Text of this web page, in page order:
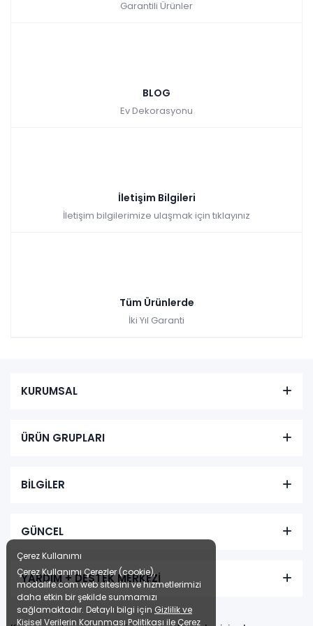
Garantili Ürünler
BLOG
Ev Dekorasyonu
İletişim Bilgileri
İletişim bilgilerimize ulaşmak için tıklayınız
Tüm Ürünlerde
İki Yıl Garanti
KURUMSAL
ÜRÜN GRUPLARI
BİLGİLER
GÜNCEL
YARDIM + DESTEK MERKEZİ
Çerez Kullanımı
Çerez Kullanımı Çerezler (cookie),
modalife.com web sitesini ve hizmetlerimizi
daha etkin bir şekilde sunmamızı
sağlamaktadır. Detaylı bilgi için Gizlilik ve
Kişisel Verilerin Korunması Politikası ile Çerez